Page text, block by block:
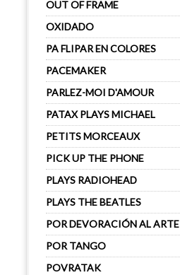
OUT OF FRAME
OXIDADO
PA FLIPAR EN COLORES
PACEMAKER
PARLEZ-MOI D'AMOUR
PATAX PLAYS MICHAEL
PETITS MORCEAUX
PICK UP THE PHONE
PLAYS RADIOHEAD
PLAYS THE BEATLES
POR DEVORACIÓN AL ARTE
POR TANGO
POVRATAK